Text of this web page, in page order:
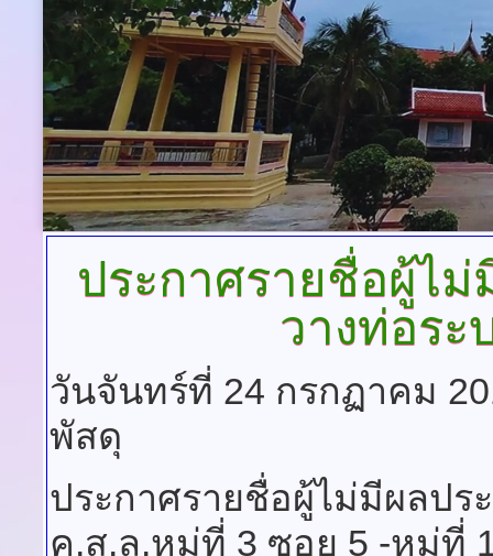
ประกาศรายชื่อผู้ไ
วางท่อระ
วันจันทร์ที่ 24 กรกฏาคม
พัสดุ
ประกาศรายชื่อผู้ไม่มีผลปร
ค.ส.ล.หมู่ที่ 3 ซอย 5 -หมู่ที่